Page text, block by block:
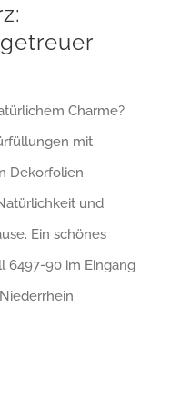
Charme?
mit
Dekorfolien
und
Ein schönes
6497-90 im Eingang